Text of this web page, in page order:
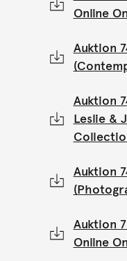
Online
Auktion
Auktion
Leslie &
Auktion
Auktion
Online